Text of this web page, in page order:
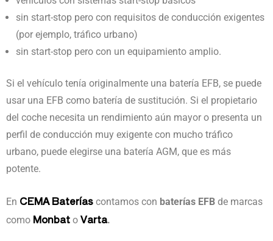
sin start-stop pero con requisitos de conducción exigentes
(por ejemplo, tráfico urbano)
sin start-stop pero con un equipamiento amplio.
Si el vehículo tenía originalmente una batería EFB, se puede
usar una EFB como batería de sustitución. Si el propietario
del coche necesita un rendimiento aún mayor o presenta un
perfil de conducción muy exigente con mucho tráfico
urbano, puede elegirse una batería AGM, que es más
potente.
En CEMA Baterías contamos con baterías EFB de marcas
como Monbat o Varta.